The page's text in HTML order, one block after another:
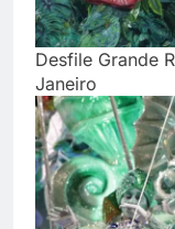
Desfile Grande
Janeiro